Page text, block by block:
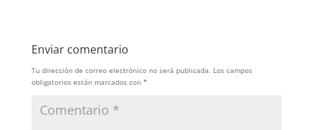
Enviar comentario
Tu dirección de correo electrónico no será publicada. Los campos
obligatorios están marcados con *